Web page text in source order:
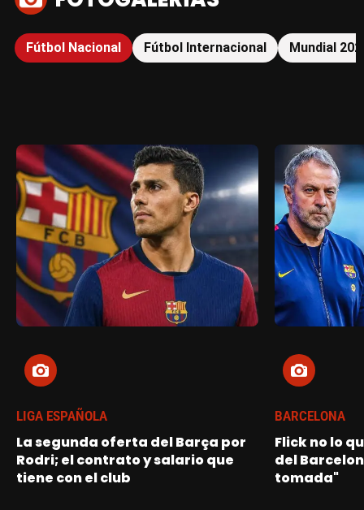
Fútbol Nacional Fútbol Internacional Mundial
LIGA ESPAÑOLA
La segunda oferta del Barça por
Rodri; el contrato y salario que
tiene con el club
BARCELONA
Flick no lo
del
tomada"